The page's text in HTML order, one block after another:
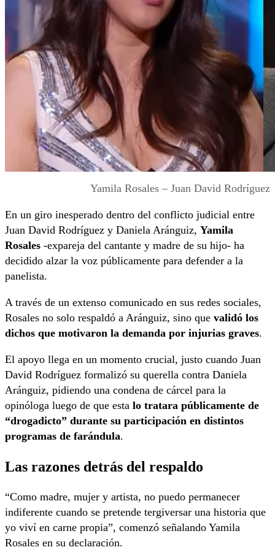
Yamila Rosales – Juan David Rodríguez
En un giro inesperado dentro del conflicto judicial entre
Juan David Rodríguez y Daniela Aránguiz, Yamila
Rosales -expareja del cantante y madre de su hijo- ha
decidido alzar la voz públicamente para defender a la
panelista.
A través de un extenso comunicado en sus redes sociales,
Rosales no solo respaldó a Aránguiz, sino que validó los
dichos que motivaron la demanda por injurias graves.
El apoyo llega en un momento crucial, justo cuando Juan
David Rodríguez formalizó su querella contra Daniela
Aránguiz, pidiendo una condena de cárcel para la
opinóloga luego de que esta lo tratara públicamente de
“drogadicto” durante su participación en distintos
programas de farándula.
Las razones detrás del respaldo
“Como madre, mujer y artista, no puedo permanecer
indiferente cuando se pretende tergiversar una historia que
yo viví en carne propia”, comenzó señalando Yamila
Rosales en su declaración.